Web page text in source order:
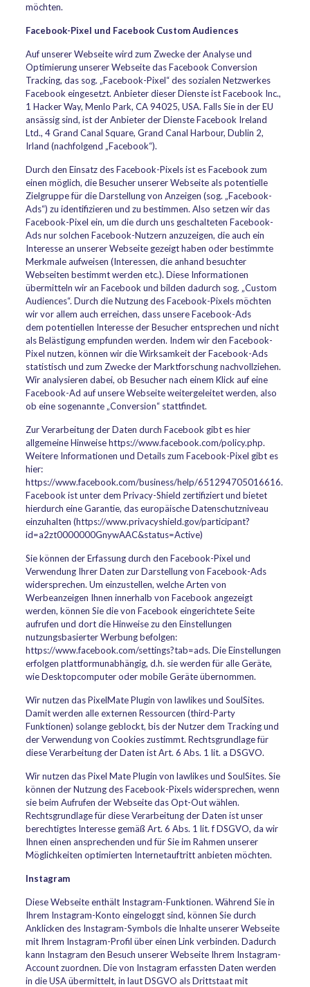
möchten.
Facebook-Pixel und Facebook Custom Audiences
Auf unserer Webseite wird zum Zwecke der Analyse und
Optimierung unserer Webseite das Facebook Conversion
Tracking, das sog. „Facebook-Pixel“ des sozialen Netzwerkes
Facebook eingesetzt. Anbieter dieser Dienste ist Facebook Inc.,
1 Hacker Way, Menlo Park, CA 94025, USA. Falls Sie in der EU
ansässig sind, ist der Anbieter der Dienste Facebook Ireland
Ltd., 4 Grand Canal Square, Grand Canal Harbour, Dublin 2,
Irland (nachfolgend „Facebook“).
Durch den Einsatz des Facebook-Pixels ist es Facebook zum
einen möglich, die Besucher unserer Webseite als potentielle
Zielgruppe für die Darstellung von Anzeigen (sog. „Facebook-
Ads“) zu identifizieren und zu bestimmen. Also setzen wir das
Facebook-Pixel ein, um die durch uns geschalteten Facebook-
Ads nur solchen Facebook-Nutzern anzuzeigen, die auch ein
Interesse an unserer Webseite gezeigt haben oder bestimmte
Merkmale aufweisen (Interessen, die anhand besuchter
Webseiten bestimmt werden etc.). Diese Informationen
übermitteln wir an Facebook und bilden dadurch sog. „Custom
Audiences“. Durch die Nutzung des Facebook-Pixels möchten
wir vor allem auch erreichen, dass unsere Facebook-Ads
dem potentiellen Interesse der Besucher entsprechen und nicht
als Belästigung empfunden werden. Indem wir den Facebook-
Pixel nutzen, können wir die Wirksamkeit der Facebook-Ads
statistisch und zum Zwecke der Marktforschung nachvollziehen.
Wir analysieren dabei, ob Besucher nach einem Klick auf eine
Facebook-Ad auf unsere Webseite weitergeleitet werden, also
ob eine sogenannte „Conversion“ stattfindet.
Zur Verarbeitung der Daten durch Facebook gibt es hier
allgemeine Hinweise https://www.facebook.com/policy.php.
Weitere Informationen und Details zum Facebook-Pixel gibt es
hier:
https://www.facebook.com/business/help/651294705016616.
Facebook ist unter dem Privacy-Shield zertifiziert und bietet
hierdurch eine Garantie, das europäische Datenschutzniveau
einzuhalten (https://www.privacyshield.gov/participant?
id=a2zt0000000GnywAAC&status=Active)
Sie können der Erfassung durch den Facebook-Pixel und
Verwendung Ihrer Daten zur Darstellung von Facebook-Ads
widersprechen. Um einzustellen, welche Arten von
Werbeanzeigen Ihnen innerhalb von Facebook angezeigt
werden, können Sie die von Facebook eingerichtete Seite
aufrufen und dort die Hinweise zu den Einstellungen
nutzungsbasierter Werbung befolgen:
https://www.facebook.com/settings?tab=ads. Die Einstellungen
erfolgen plattformunabhängig, d.h. sie werden für alle Geräte,
wie Desktopcomputer oder mobile Geräte übernommen.
Wir nutzen das PixelMate Plugin von lawlikes und SoulSites.
Damit werden alle externen Ressourcen (third-Party
Funktionen) solange geblockt, bis der Nutzer dem Tracking und
der Verwendung von Cookies zustimmt. Rechtsgrundlage für
diese Verarbeitung der Daten ist Art. 6 Abs. 1 lit. a DSGVO.
Wir nutzen das Pixel Mate Plugin von lawlikes und SoulSites. Sie
können der Nutzung des Facebook-Pixels widersprechen, wenn
sie beim Aufrufen der Webseite das Opt-Out wählen.
Rechtsgrundlage für diese Verarbeitung der Daten ist unser
berechtigtes Interesse gemäß Art. 6 Abs. 1 lit. f DSGVO, da wir
Ihnen einen ansprechenden und für Sie im Rahmen unserer
Möglichkeiten optimierten Internetauftritt anbieten möchten.
Instagram
Diese Webseite enthält Instagram-Funktionen. Während Sie in
Ihrem Instagram-Konto eingeloggt sind, können Sie durch
Anklicken des Instagram-Symbols die Inhalte unserer Webseite
mit Ihrem Instagram-Profil über einen Link verbinden. Dadurch
kann Instagram den Besuch unserer Webseite Ihrem Instagram-
Account zuordnen. Die von Instagram erfassten Daten werden
in die USA übermittelt, in laut DSGVO als Drittstaat mit